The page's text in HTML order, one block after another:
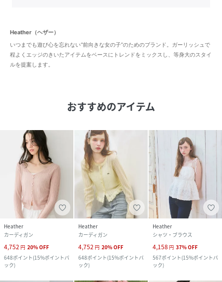
Heather（ヘザー）
いつまでも遊び心を忘れない“前向きな女の子”のためのブランド。ガーリッシュで
程よくエッジのきいたアイテムをベースにトレンドをミックスし、等身大のスタイ
ルを提案します。
おすすめのアイテム
Heather
カーディガン
4,752 円 20%OFF
648ポイント(15%ポイントバ
ック)
Heather
カーディガン
4,752 円 20%OFF
648ポイント(15%ポイントバ
ック)
Heather
シャツ・ブラウス
4,158 円 37%OFF
567ポイント(15%ポイントバ
ック)